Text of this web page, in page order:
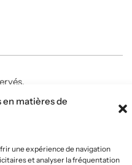
en matières de
une expérience de navigation
et analyser la fréquentation